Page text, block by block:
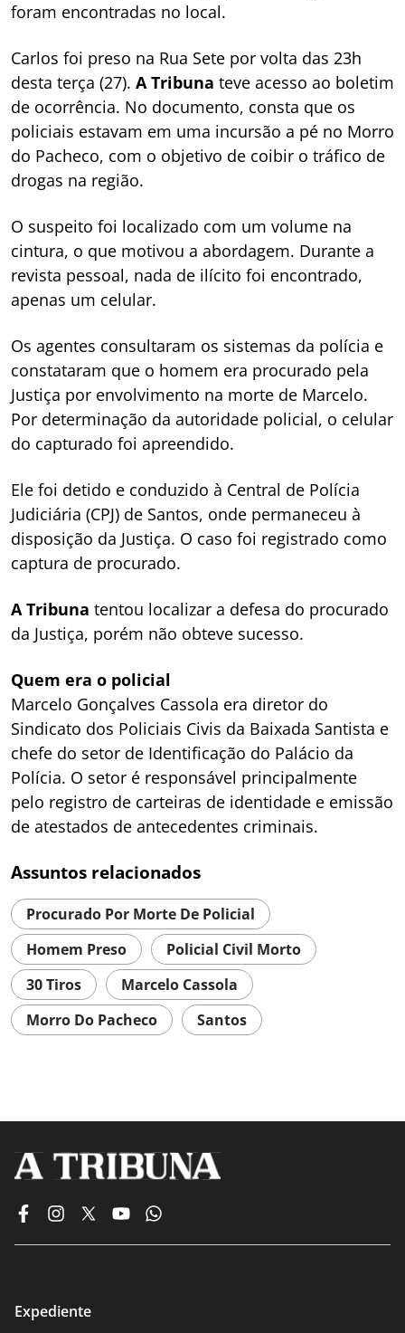
foram encontradas no local.
Carlos foi preso na Rua Sete por volta das 23h
desta terça (27). A Tribuna teve acesso ao boletim
de ocorrência. No documento, consta que os
policiais estavam em uma incursão a pé no Morro
do Pacheco, com o objetivo de coibir o tráfico de
drogas na região.
O suspeito foi localizado com um volume na
cintura, o que motivou a abordagem. Durante a
revista pessoal, nada de ilícito foi encontrado,
apenas um celular.
Os agentes consultaram os sistemas da polícia e
constataram que o homem era procurado pela
Justiça por envolvimento na morte de Marcelo.
Por determinação da autoridade policial, o celular
do capturado foi apreendido.
Ele foi detido e conduzido à Central de Polícia
Judiciária (CPJ) de Santos, onde permaneceu à
disposição da Justiça. O caso foi registrado como
captura de procurado.
A Tribuna tentou localizar a defesa do procurado
da Justiça, porém não obteve sucesso.
Quem era o policial
Marcelo Gonçalves Cassola era diretor do
Sindicato dos Policiais Civis da Baixada Santista e
chefe do setor de Identificação do Palácio da
Polícia. O setor é responsável principalmente
pelo registro de carteiras de identidade e emissão
de atestados de antecedentes criminais.
Assuntos relacionados
Procurado Por Morte De Policial
Homem Preso
Policial Civil Morto
30 Tiros
Marcelo Cassola
Morro Do Pacheco
Santos
Expediente